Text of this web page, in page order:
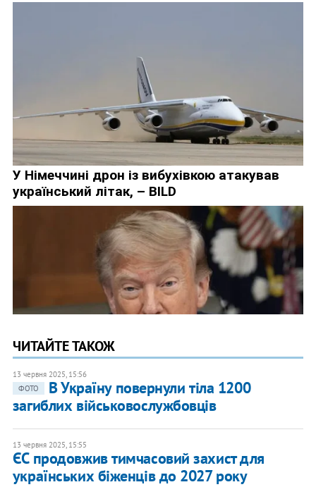
ЧИТАЙТЕ ТАКОЖ
13 червня 2025, 15:56
ФОТО
В Україну повернули тіла 1200
загиблих військовослужбовців
13 червня 2025, 15:55
ЄС продовжив тимчасовий захист для
українських біженців до 2027 року